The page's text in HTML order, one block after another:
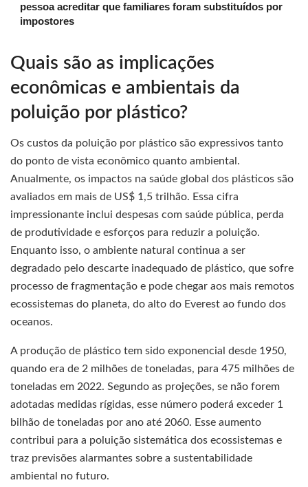
pessoa acreditar que familiares foram substituídos por
impostores
Quais são as implicações
econômicas e ambientais da
poluição por plástico?
Os custos da poluição por plástico são expressivos tanto
do ponto de vista econômico quanto ambiental.
Anualmente, os impactos na saúde global dos plásticos são
avaliados em mais de US$ 1,5 trilhão. Essa cifra
impressionante inclui despesas com saúde pública, perda
de produtividade e esforços para reduzir a poluição.
Enquanto isso, o ambiente natural continua a ser
degradado pelo descarte inadequado de plástico, que sofre
processo de fragmentação e pode chegar aos mais remotos
ecossistemas do planeta, do alto do Everest ao fundo dos
oceanos.
A produção de plástico tem sido exponencial desde 1950,
quando era de 2 milhões de toneladas, para 475 milhões de
toneladas em 2022. Segundo as projeções, se não forem
adotadas medidas rígidas, esse número poderá exceder 1
bilhão de toneladas por ano até 2060. Esse aumento
contribui para a poluição sistemática dos ecossistemas e
traz previsões alarmantes sobre a sustentabilidade
ambiental no futuro.